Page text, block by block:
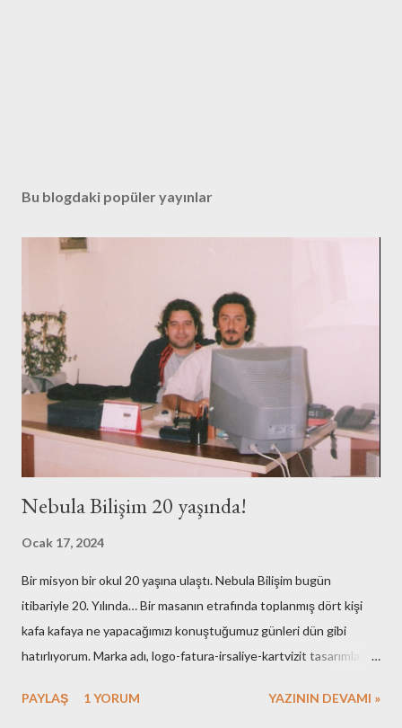
Bu blogdaki popüler yayınlar
Nebula Bilişim 20 yaşında!
Ocak 17, 2024
Bir misyon bir okul 20 yaşına ulaştı. Nebula Bilişim bugün
itibariyle 20. Yılında… Bir masanın etrafında toplanmış dört kişi
kafa kafaya ne yapacağımızı konuştuğumuz günleri dün gibi
hatırlıyorum. Marka adı, logo-fatura-irsaliye-kartvizit tasarımları,
gerekli resmi hazırlıklar. Neredeyse tüm işlemleri kendimiz yaptık.
PAYLAŞ 1 YORUM YAZININ DEVAMI »